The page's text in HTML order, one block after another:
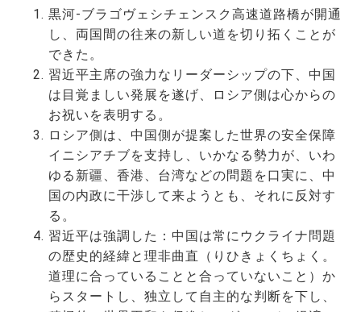
黒河-ブラゴヴェシチェンスク高速道路橋が開通
し、両国間の往来の新しい道を切り拓くことが
できた。
習近平主席の強力なリーダーシップの下、中国
は目覚ましい発展を遂げ、ロシア側は心からの
お祝いを表明する。
ロシア側は、中国側が提案した世界の安全保障
イニシアチブを支持し、いかなる勢力が、いわ
ゆる新疆、香港、台湾などの問題を口実に、中
国の内政に干渉して来ようとも、それに反対す
る。
習近平は強調した：中国は常にウクライナ問題
の歴史的経緯と理非曲直（りひきょくちょく。
道理に合っていることと合っていないこと）か
らスタートし、独立して自主的な判断を下し、